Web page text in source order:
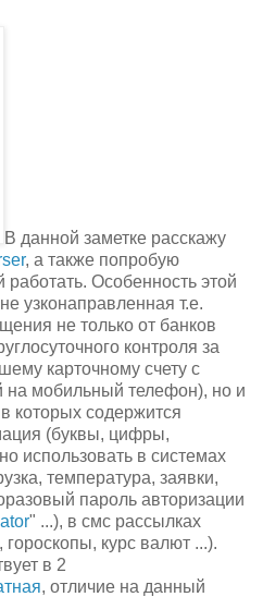
В данной заметке расскажу
, а также попробую
работать. Особенность этой
узконаправленная т.е.
не только от банков
контроля за
карточному счету с
мобильный телефон), но и
которых содержится
(буквы, цифры,
использовать в системах
температура, заявки,
пароль авторизации
" ...), в смс рассылках
гороскопы, курс валют ...).
в 2
, отличие на данный